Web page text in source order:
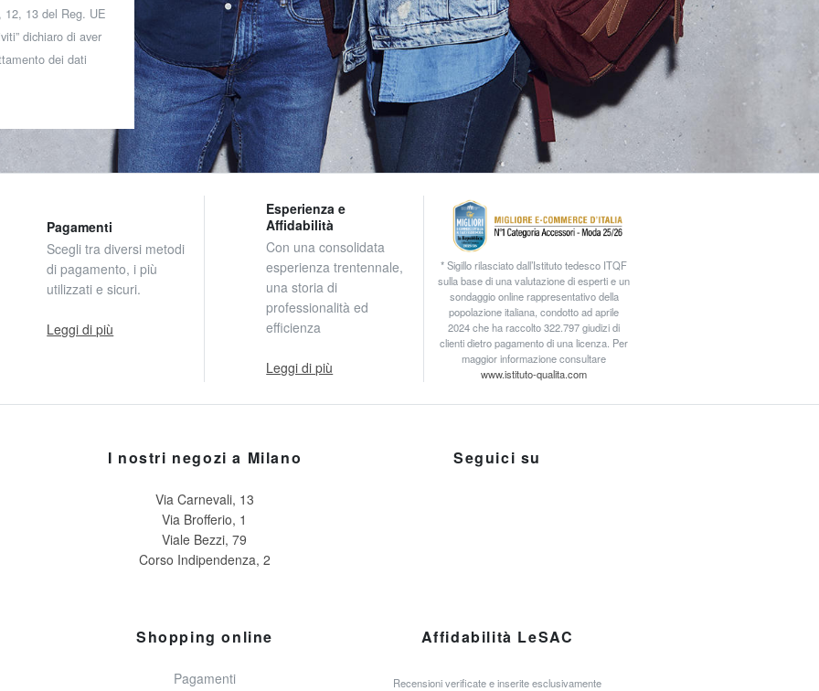
13 del Reg. UE
dichiaro di aver
dei dati
Pagamenti
Scegli tra diversi metodi
di pagamento, i più
utilizzati e sicuri.
Leggi di più
Esperienza e
Affidabilità
Con una consolidata
esperienza trentennale,
una storia di
professionalità ed
efficienza
Leggi di più
* Sigillo rilasciato dall’Istituto tedesco ITQF
sulla base di una valutazione di esperti e un
sondaggio online rappresentativo della
popolazione italiana, condotto ad aprile
2024 che ha raccolto 322.797 giudizi di
clienti dietro pagamento di una licenza. Per
maggior informazione consultare
www.istituto-qualita.com
I nostri negozi a Milano
Via Carnevali, 13
Via Brofferio, 1
Viale Bezzi, 79
Corso Indipendenza, 2
Seguici su
Shopping online
Pagamenti
Affidabilità LeSAC
Recensioni verificate e inserite esclusivamente